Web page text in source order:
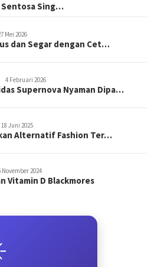
Sentosa Sing…
Mei 2026
dan Segar dengan Cet…
4 Februari 2026
Supernova Nyaman Dipa…
18 Juni 2025
Alternatif Fashion Ter…
November 2024
Vitamin D Blackmores